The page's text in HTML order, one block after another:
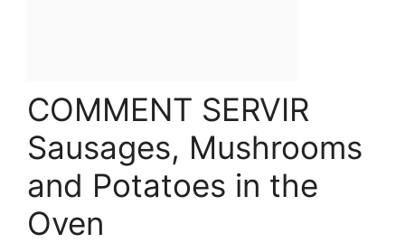
COMMENT SERVIR
Sausages, Mushrooms
and Potatoes in the
Oven